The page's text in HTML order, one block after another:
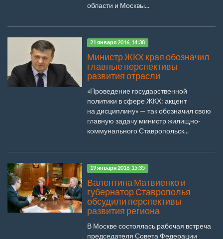
области и Москвы...
21 января 2016, 14:38
Министр ЖКХ края обозначил
главные перспективы
развития отрасли
«Проведение государственной
политики в сфере ЖКХ: акцент
на дисциплину» — так обозначил свою
главную задачу министр жилищно-
коммунального Ставропольск...
19 января 2016, 15:35
Валентина Матвиенко и
губернатор Ставрополья
обсудили перспективы
развития региона
В Москве состоялась рабочая встреча
председателя Совета Федерации